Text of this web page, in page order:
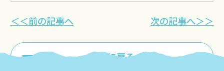
＜＜前の記事へ
一覧に戻る
次の記事へ＞＞